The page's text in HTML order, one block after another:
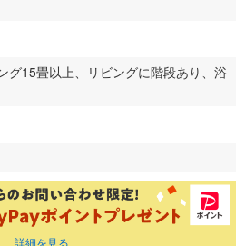
グ15畳以上、リビングに階段あり、浴
詳細を見る